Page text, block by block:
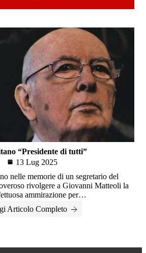
“Presidente di tutti”
13 Lug 2025
nelle memorie di un segretario del
rivolgere a Giovanni Matteoli la
ammirazione per…
Articolo Completo